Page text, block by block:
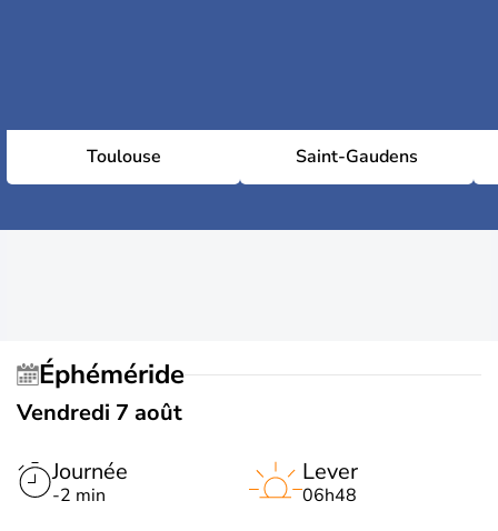
Toulouse Saint-Gaudens
Éphéméride
Vendredi 7 août
Journée
-2 min
Lever
06h48